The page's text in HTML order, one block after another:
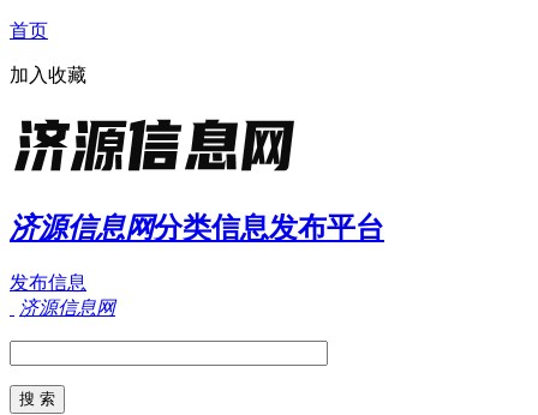
首页
加入收藏
济源信息网分类信息发布平台
发布信息
济源信息网